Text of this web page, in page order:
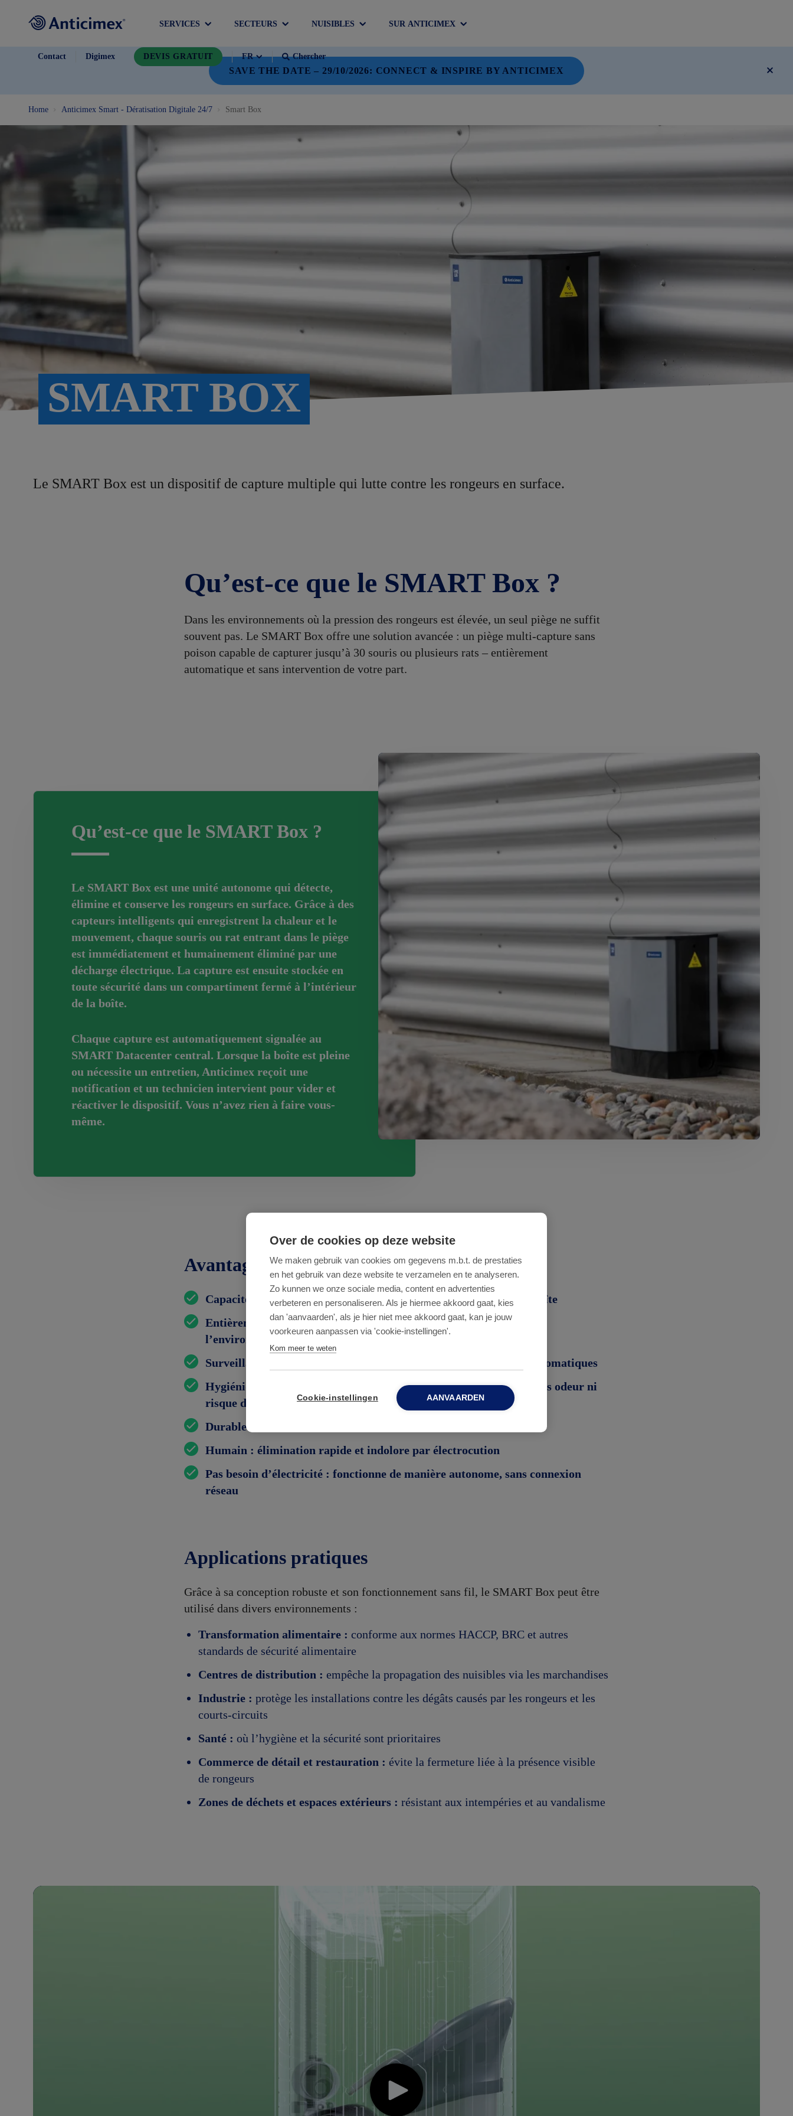
SERVICES SECTEURS NUISIBLES SUR ANTICIMEX
Contact Digimex DEVIS GRATUIT Chercher
SAVE THE DATE – 29/10/2026: CONNECT & INSPIRE BY ANTICIMEX
Home Anticimex Smart - Dératisation Digitale 24/7 Smart Box
SMART BOX
Le SMART Box est un dispositif de capture multiple qui lutte contre les rongeurs en surface.
Qu’est-ce que le SMART Box ?
Dans les environnements où la pression des rongeurs est élevée, un seul piège ne suffit
souvent pas. Le SMART Box offre une solution avancée : un piège multi-capture sans
poison capable de capturer jusqu’à 30 souris ou plusieurs rats – entièrement
automatique et sans intervention de votre part.
Qu’est-ce que le SMART Box ?
Le SMART Box est une unité autonome qui détecte,
élimine et conserve les rongeurs en surface. Grâce à des
capteurs intelligents qui enregistrent la chaleur et le
mouvement, chaque souris ou rat entrant dans le piège
est immédiatement et humainement éliminé par une
décharge électrique. La capture est ensuite stockée en
toute sécurité dans un compartiment fermé à l’intérieur
de la boîte.
Chaque capture est automatiquement signalée au
SMART Datacenter central. Lorsque la boîte est pleine
ou nécessite un entretien, Anticimex reçoit une
notification et un technicien intervient pour vider et
réactiver le dispositif. Vous n’avez rien à faire vous-
même.
Avantages:
Capacité multi-capture :jusqu’à 30 souris ou plusieurs rats par boîte
Entièrement sans poison : sûr pour les humains, les animaux et
l’environnement
Surveillance 24h/24 et 7j/7 :
vigilance constante et notifications automatiques
Hygiénique :
les captures sont conservées de manière sécurisée, sans odeur ni
risque de contamination
Durable :
Humain : élimination rapide et indolore par électrocution
Pas besoin d’électricité : fonctionne de manière autonome, sans connexion
réseau
Applications pratiques
Grâce à sa conception robuste et son fonctionnement sans fil, le SMART Box peut être
utilisé dans divers environnements :
Transformation alimentaire : conforme aux normes HACCP, BRC et autres
standards de sécurité alimentaire
Centres de distribution : empêche la propagation des nuisibles via les marchandises
Industrie : protège les installations contre les dégâts causés par les rongeurs et les
courts-circuits
Santé : où l’hygiène et la sécurité sont prioritaires
Commerce de détail et restauration : évite la fermeture liée à la présence visible
de rongeurs
Zones de déchets et espaces extérieurs : résistant aux intempéries et au vandalisme
Over de cookies op deze website
We maken gebruik van cookies om gegevens m.b.t. de prestaties
en het gebruik van deze website te verzamelen en te analyseren.
Zo kunnen we onze sociale media, content en advertenties
verbeteren en personaliseren. Als je hiermee akkoord gaat, kies
dan 'aanvaarden', als je hier niet mee akkoord gaat, kan je jouw
voorkeuren aanpassen via 'cookie-instellingen'.
Kom meer te weten
Cookie-instellingen AANVAARDEN